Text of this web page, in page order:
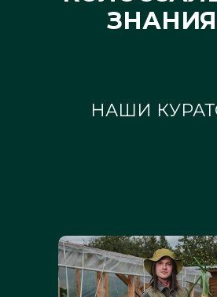
НАШИ